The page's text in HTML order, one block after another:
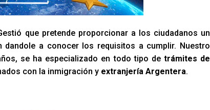
que pretende proporcionar a los ciudadanos un
a conocer los requisitos a cumplir. Nuestro
se ha especializado en todo tipo de trámites de
con la inmigración y extranjería Argentera.